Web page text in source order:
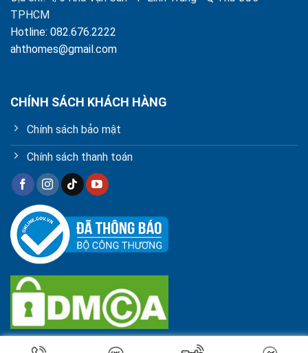
TPHCM
Hotline: 082.676.2222
ahthomes@gmail.com
CHÍNH SÁCH KHÁCH HÀNG
Chính sách bảo mật
Chính sách thanh toán